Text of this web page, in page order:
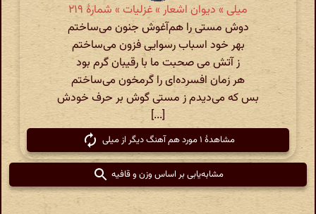
میلی » دیوان اشعار » غزلیات » شمارهٔ ۲۱۹
دوش مستی را هم‌آغوش جنون می‌ساختم
بهر خود اسباب رسوایی فزون می‌ساختم
ز آتش می صحبت ما با رقیبان گرم بود
هر زمان افسرده‌ای را گرمخون می‌ساختم
بس که می‌دیدم ز مستی گوش بر حرف خودش
[...]
مشاهدهٔ ۱ مورد هم آهنگ دیگر از میلی
مشابه‌یابی بر اساس وزن و قافیه